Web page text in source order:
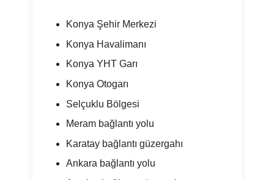
Konya Şehir Merkezi
Konya Havalimanı
Konya YHT Garı
Konya Otogarı
Selçuklu Bölgesi
Meram bağlantı yolu
Karatay bağlantı güzergahı
Ankara bağlantı yolu